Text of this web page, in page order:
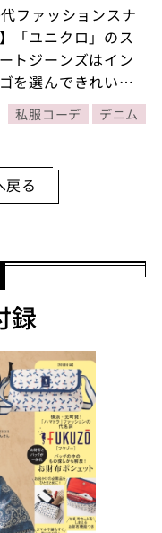
代ファッションスナ
「ユニクロ」のス
トジーンズはイン
を選んできれいめ
ユニクロジーンズは
選べるのが嬉しい！
私服コーデ デニム
戻る
録